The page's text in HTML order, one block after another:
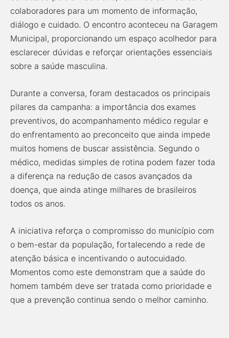
colaboradores para um momento de informação,
diálogo e cuidado. O encontro aconteceu na Garagem
Municipal, proporcionando um espaço acolhedor para
esclarecer dúvidas e reforçar orientações essenciais
sobre a saúde masculina.
Durante a conversa, foram destacados os principais
pilares da campanha: a importância dos exames
preventivos, do acompanhamento médico regular e
do enfrentamento ao preconceito que ainda impede
muitos homens de buscar assistência. Segundo o
médico, medidas simples de rotina podem fazer toda
a diferença na redução de casos avançados da
doença, que ainda atinge milhares de brasileiros
todos os anos.
A iniciativa reforça o compromisso do município com
o bem-estar da população, fortalecendo a rede de
atenção básica e incentivando o autocuidado.
Momentos como este demonstram que a saúde do
homem também deve ser tratada como prioridade e
que a prevenção continua sendo o melhor caminho.